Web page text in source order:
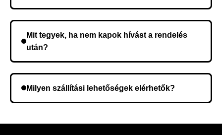
Mit tegyek, ha nem kapok hívást a rendelés
után?
meg a rendelést.
Milyen szállítási lehetőségek elérhetők?
legmegfelelőbb szállítási módot.